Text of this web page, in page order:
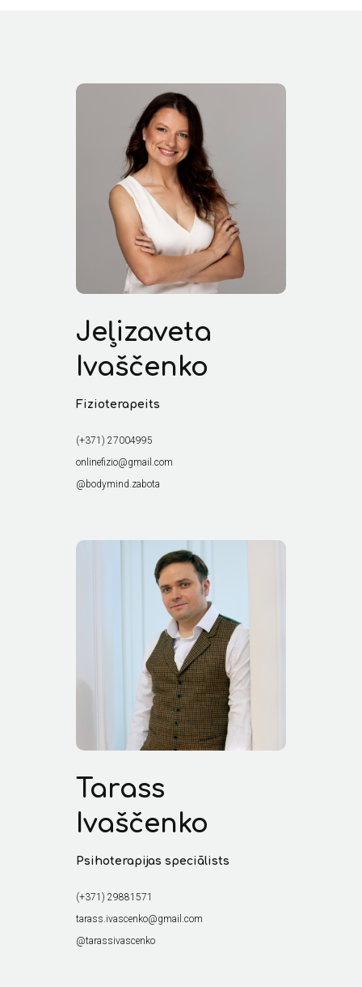
Jeļizaveta
Ivaščenko
Fizioterapeits
(+371) 27004995
onlinefizio@gmail.com
@bodymind.zabota
Tarass
Ivaščenko
Psihoterapijas speciālists
(+371) 29881571
tarass.ivascenko@gmail.com
@tarassivascenko